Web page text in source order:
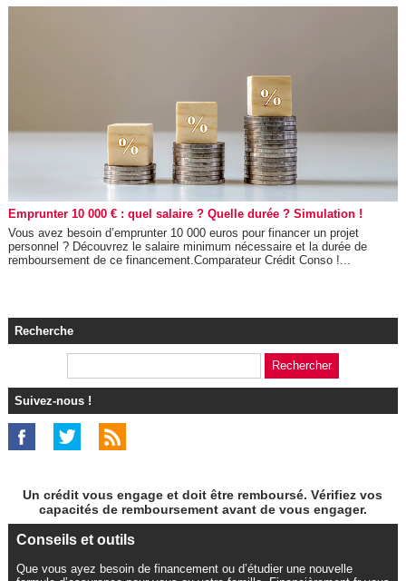
Emprunter 10 000 € : quel salaire ? Quelle durée ? Simulation !
Vous avez besoin d’emprunter 10 000 euros pour financer un projet
personnel ? Découvrez le salaire minimum nécessaire et la durée de
remboursement de ce financement.Comparateur Crédit Conso !...
Recherche
Suivez-nous !
Un crédit vous engage et doit être remboursé. Vérifiez vos
capacités de remboursement avant de vous engager.
Conseils et outils
Que vous ayez besoin de financement ou d’étudier une nouvelle